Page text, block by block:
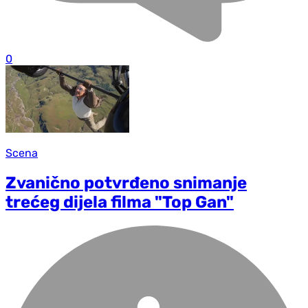
0
Scena
Zvanično potvrđeno snimanje
trećeg dijela filma "Top Gan"